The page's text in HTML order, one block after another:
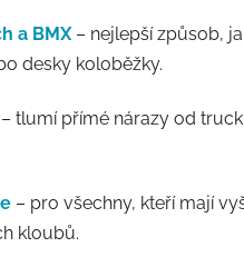
a BMX– nejlepší způsob,
desky koloběžky.
– tlumí přímé nárazy od
– pro všechny, kteří mají
kloubů.